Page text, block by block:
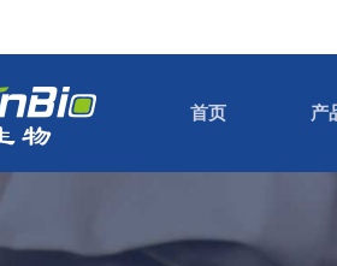
首页 产